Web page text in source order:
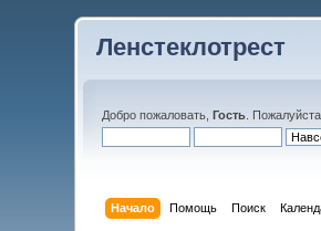
Ленстеклотрест
Добро пожаловать,Гость .
Начало Помощь Поиск